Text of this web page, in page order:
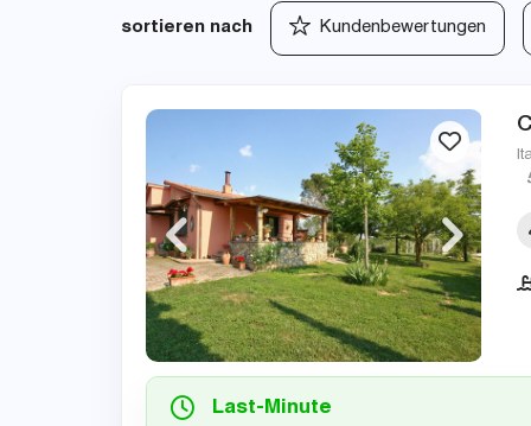
sortieren nach Kundenbewertungen
Last-Minute